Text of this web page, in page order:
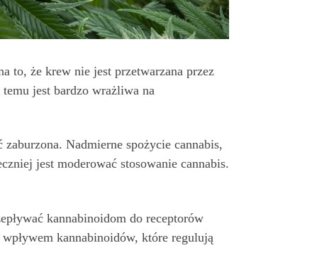
to, że krew nie jest przetwarzana przez
jest bardzo wrażliwa na
Nadmierne spożycie cannabis,
jest moderować stosowanie cannabis.
kannabinoidom do receptorów
kannabinoidów, które regulują